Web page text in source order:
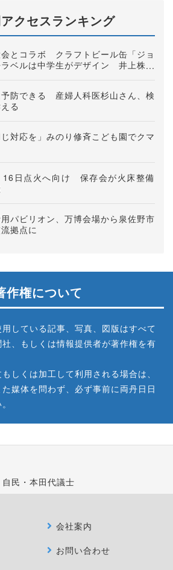
クセスランキング
とコラボ クラフトビール缶「ジョ
ベルは中学生がデザイン 井上株式
防できる 産婦人科医杉山さん、検
る
じ対応を」みのり修斉こども園でクマ
16日点火へ向け 保存会が火床整備
パビリオン、万博会場から泉佐野市
拠点に
作権について
している記事、写真、図版はすべて
、もしくは情報提供者が著作権を有
しくは加工して利用される場合は、
媒体を問わず、必ず事前に両丹日日
民・本田代議士
会社案内
お問い合わせ